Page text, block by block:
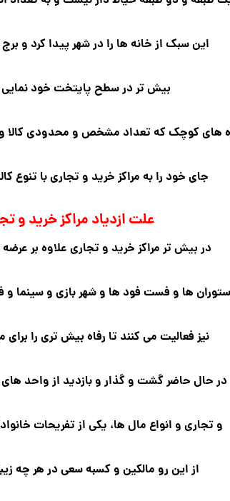
این سبک از خانه ها را در شهر پیدا کرد و
بیش تر در سطح پایتخت خود نمایی
های کوچک که تعداد مشخص و محدودی کالا و
جای خود را به مراکز خرید و تجاری با تنوع
علت ازدیاد مراکز خرید و
در بیش تر مراکز خرید و تجاری علاوه بر
ها و فست فود ها و شهر بازی و سینما و
نیز فعالیت می کنند تا رفاه بیش تری را برای
در حال حاضر گشت و گذار و بازدید از واحد های
و تجاری و انواع مال ها، یکی از تفریحات
از این رو مالکین و کسبه سعی در هر چه